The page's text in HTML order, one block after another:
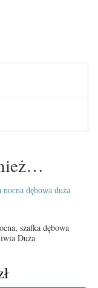
szafka dębowa
Duża